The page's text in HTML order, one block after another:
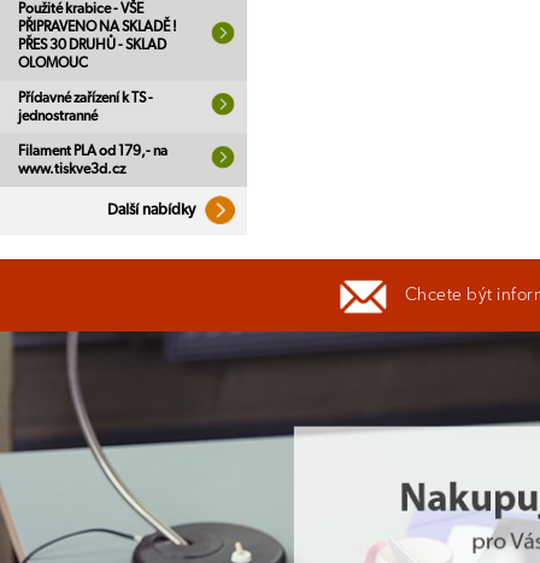
Použité krabice - VŠE
PŘIPRAVENO NA SKLADĚ !
PŘES 30 DRUHŮ - SKLAD
OLOMOUC
Přídavné zařízení k TS -
jednostranné
Filament PLA od 179,- na
www.tiskve3d.cz
Další nabídky
Chcete být